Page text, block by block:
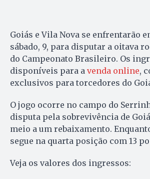
Goiás e Vila Nova se enfrentarão
sábado, 9, para disputar a oitava
do Campeonato Brasileiro. Os
disponíveis para a venda online,
exclusivos para torcedores do
O jogo ocorre no campo do
disputa pela sobrevivência de
meio a um rebaixamento.
segue na quarta posição com 13
Veja os valores dos ingressos: